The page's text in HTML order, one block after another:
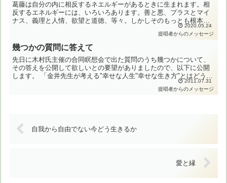
葛藤は自分の内に相反するネエルギーがあるときに生まれます。相
反するエネルギーには、いろいろあります。善と悪、プラスとマイ
ナス、義理と人情、欲望と道徳、等々。しかしそのもっとも根本的
なものは、「不安」と自分の内に湧き上がる「求める心」の葛藤
2020.05.24
提唱者からのメッセージ
幾つかの質問に答えて
先日に木村氏主催の合同瞑想会で出た質問のうち幾つかについて、
その答えを公開して欲しいとの要望がありましたので、以下に公開
します。 「金井先生が考える"幸せな人生"幸せな生き方"とはどうい
うものでしょう？」【答え】幸せの内容は、万人に共通して...2011.07.31
提唱者からのメッセージ
自我から自由でない今どう生きるか
愛と縁